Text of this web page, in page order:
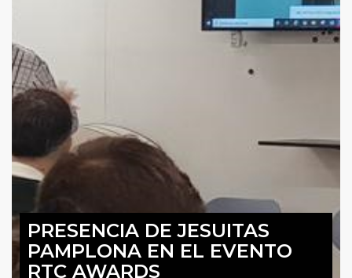
PRESENCIA DE JESUITAS
PAMPLONA EN EL EVENTO
RTC AWARDS